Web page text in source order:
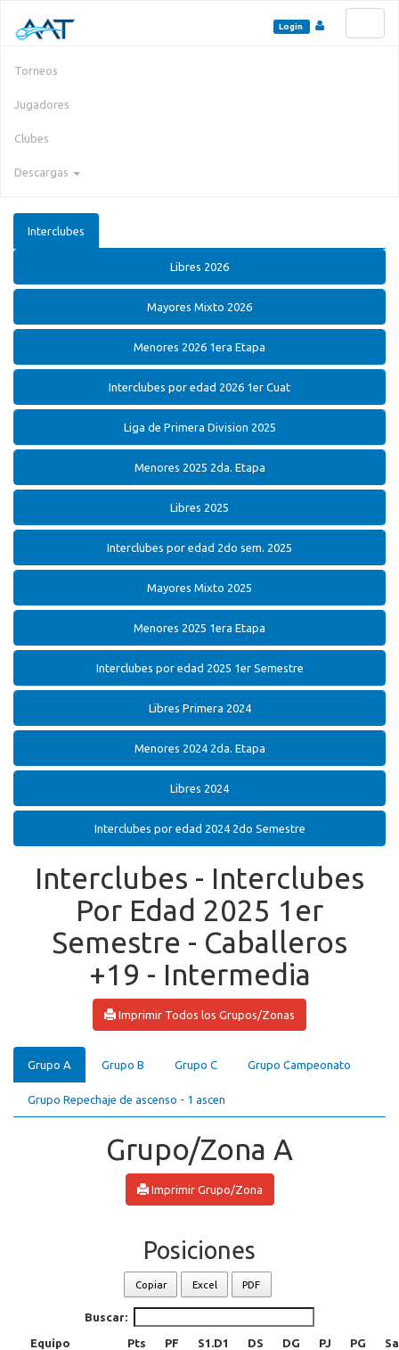
Torneos
Jugadores
Clubes
Descargas
Login
Interclubes
Libres 2026
Mayores Mixto 2026
Menores 2026 1era Etapa
Interclubes por edad 2026 1er Cuat
Liga de Primera Division 2025
Menores 2025 2da. Etapa
Libres 2025
Interclubes por edad 2do sem. 2025
Mayores Mixto 2025
Menores 2025 1era Etapa
Interclubes por edad 2025 1er Semestre
Libres Primera 2024
Menores 2024 2da. Etapa
Libres 2024
Interclubes por edad 2024 2do Semestre
Interclubes - Interclubes
Por Edad 2025 1er
Semestre - Caballeros
+19 - Intermedia
Imprimir Todos los Grupos/Zonas
Grupo A Grupo B Grupo C Grupo Campeonato
Grupo Repechaje de ascenso - 1 ascen
Grupo/Zona A
Imprimir Grupo/Zona
Posiciones
Copiar Excel PDF
Buscar:
Equipo Pts PF S1.D1 DS DG PJ PG